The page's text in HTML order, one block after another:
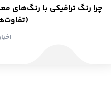
چرا رنگ ترافیکی با رنگ‌های